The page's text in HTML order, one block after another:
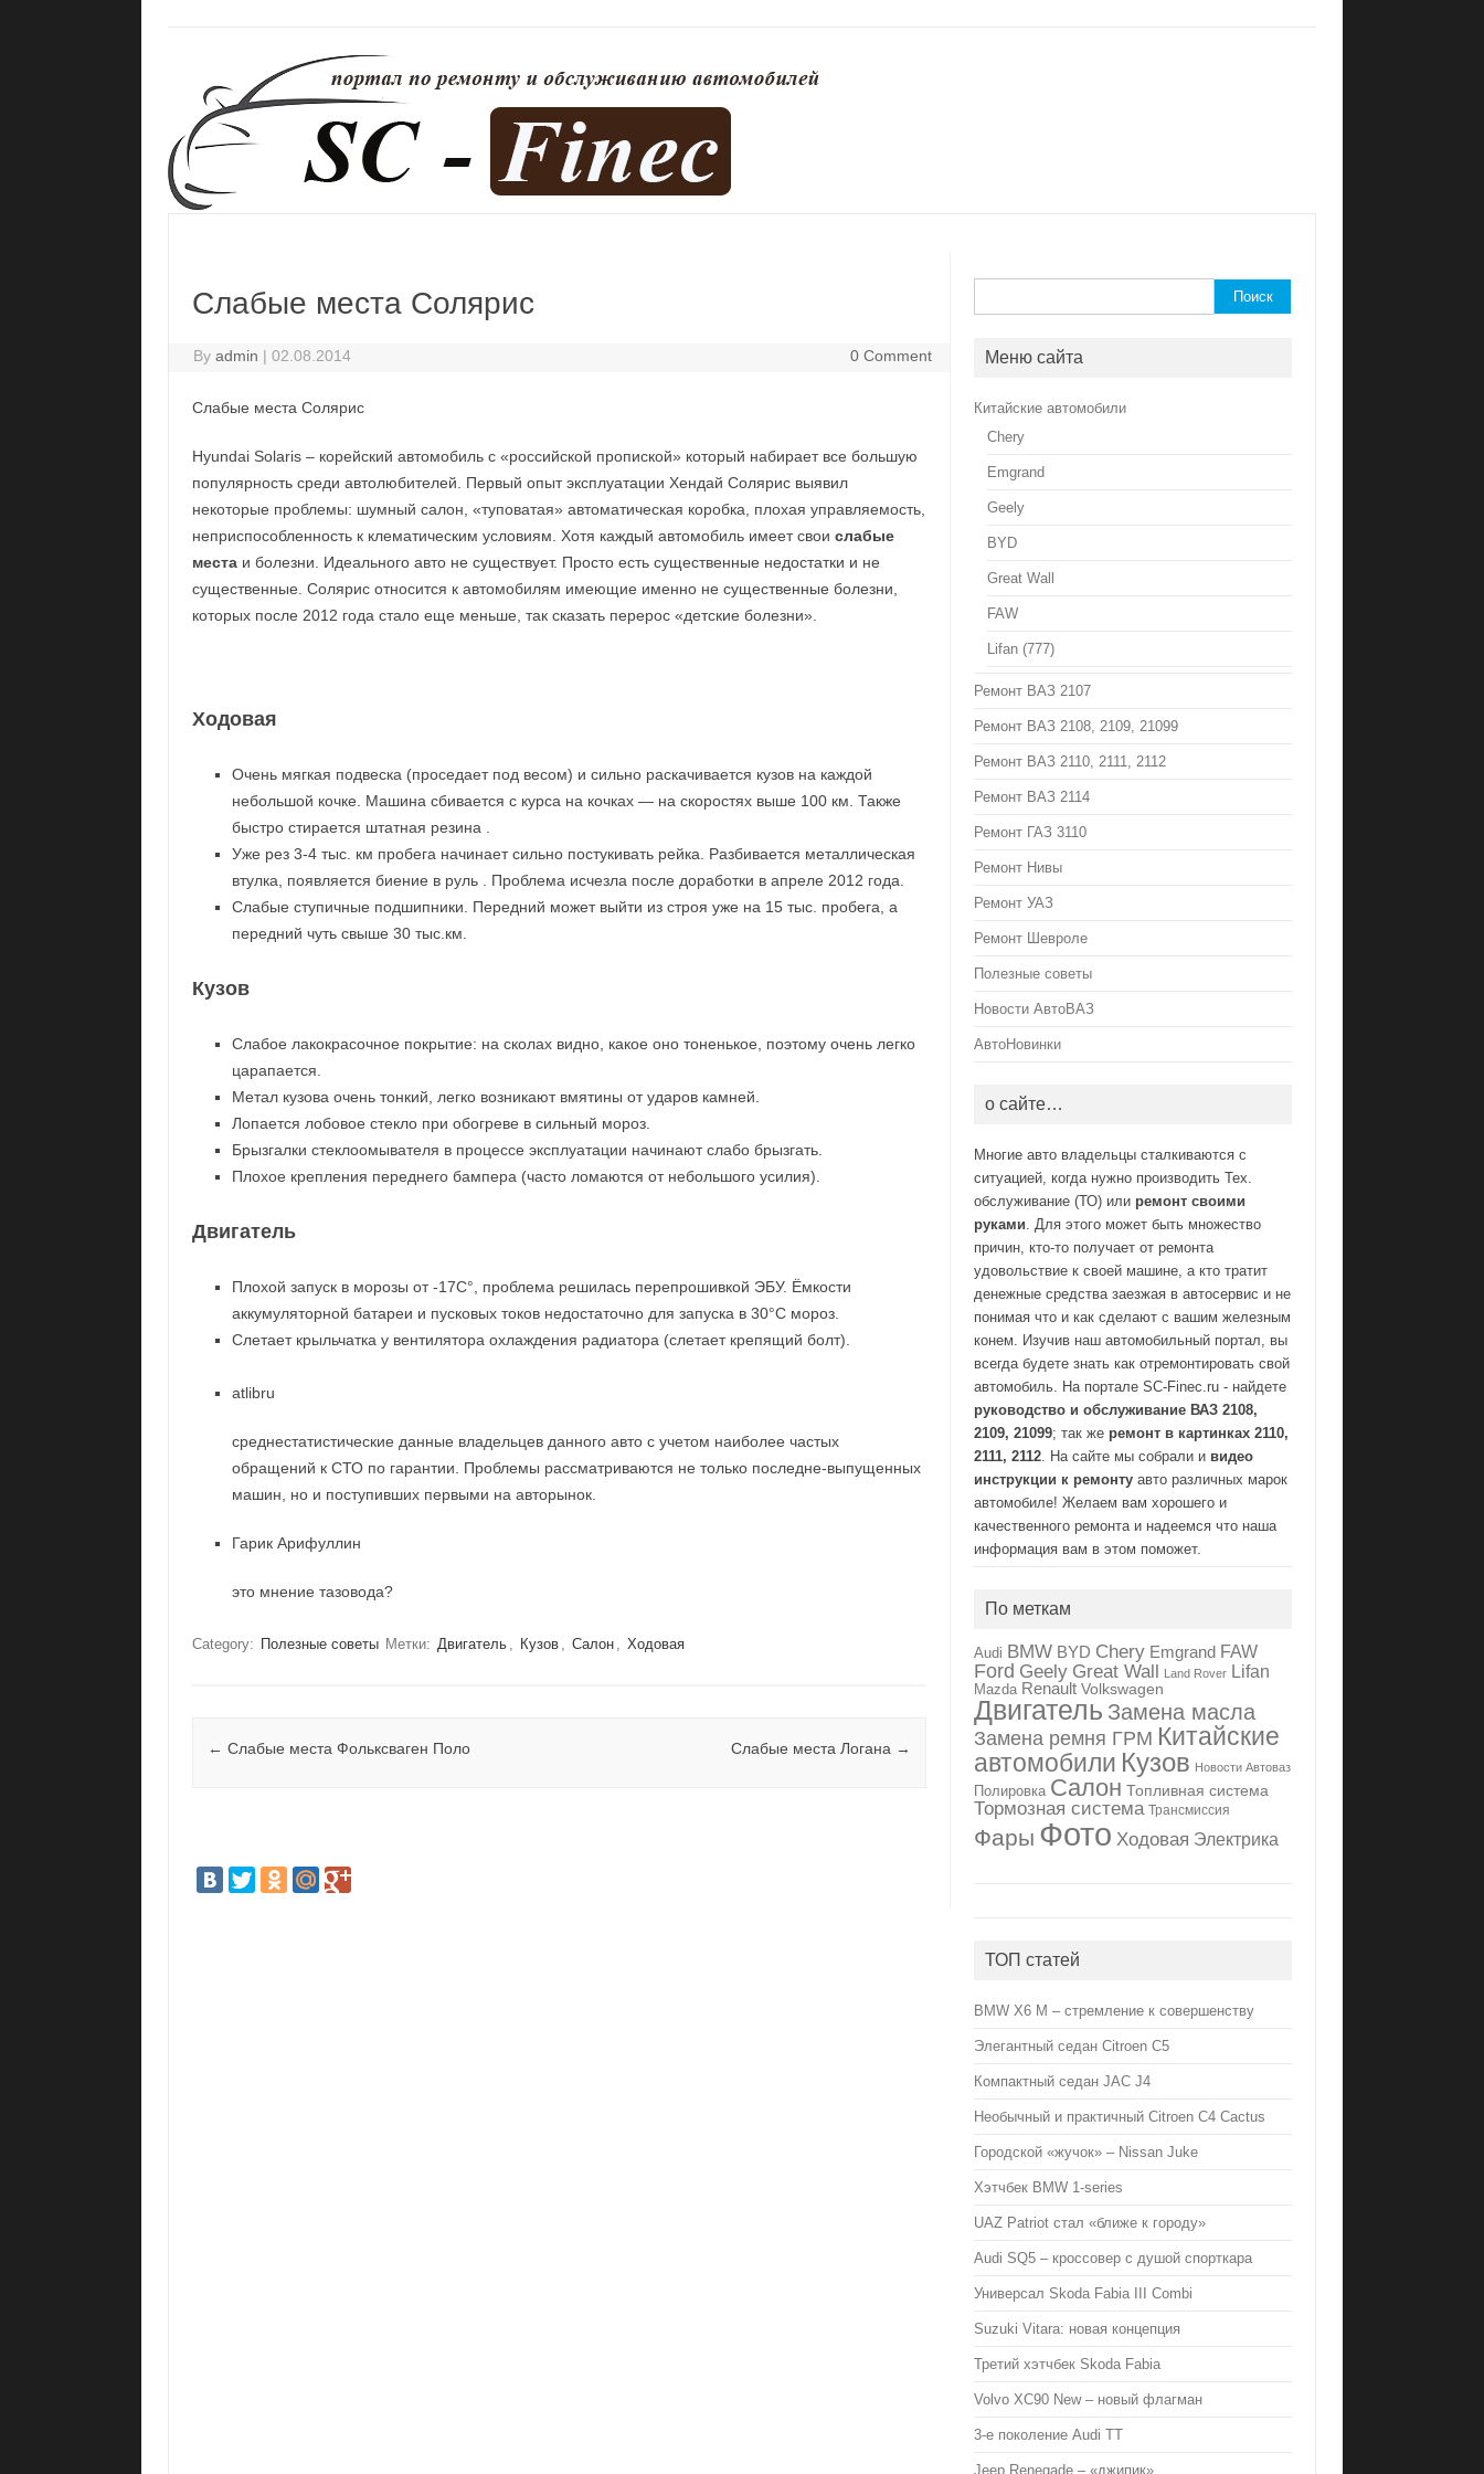
Слабые места Солярис
Byadmin | 02.08.2014 0 Comment
Слабые места Солярис
Hyundai Solaris – корейский автомобиль с «российской пропиской» который набирает все большую
популярность среди автолюбителей. Первый опыт эксплуатации Хендай Солярис выявил
некоторые проблемы: шумный салон, «туповатая» автоматическая коробка, плохая управляемость,
неприспособленность к клематическим условиям. Хотя каждый автомобиль имеет свои слабые
местаи болезни. Идеального авто не существует. Просто есть существенные недостатки и не
существенные. Солярис относится к автомобилям имеющие именно не существенные болезни,
которых после 2012 года стало еще меньше, так сказать перерос «детские болезни».
Ходовая
Очень мягкая подвеска (проседает под весом) и сильно раскачивается кузов на каждой
небольшой кочке. Машина сбивается с курса на кочках — на скоростях выше 100 км. Также
быстро стирается штатная резина .
Уже рез 3-4 тыс. км пробега начинает сильно постукивать рейка. Разбивается металлическая
втулка, появляется биение в руль . Проблема исчезла после доработки в апреле 2012 года.
Слабые ступичные подшипники. Передний может выйти из строя уже на 15 тыс. пробега, а
передний чуть свыше 30 тыс.км.
Кузов
Слабое лакокрасочное покрытие: на сколах видно, какое оно тоненькое, поэтому очень легко
царапается.
Метал кузова очень тонкий, легко возникают вмятины от ударов камней.
Лопается лобовое стекло при обогреве в сильный мороз.
Брызгалки стеклоомывателя в процессе эксплуатации начинают слабо брызгать.
Плохое крепления переднего бампера (часто ломаются от небольшого усилия).
Двигатель
Плохой запуск в морозы от -17С°, проблема решилась перепрошивкой ЭБУ. Ёмкости
аккумуляторной батареи и пусковых токов недостаточно для запуска в 30°С мороз.
Слетает крыльчатка у вентилятора охлаждения радиатора (слетает крепящий болт).
atlibru
среднестатистические данные владельцев данного авто с учетом наиболее частых
обращений к СТО по гарантии. Проблемы рассматриваются не только последне-выпущенных
машин, но и поступивших первыми на авторынок.
Гарик Арифуллин
это мнение тазовода?
Category: Полезные советы Метки: Двигатель , Кузов , Салон , Ходовая
Post navigation
← Слабые места Фольксваген Поло Слабые места Логана →
Меню сайта
Китайские автомобили
Chery
Emgrand
Geely
BYD
Great Wall
FAW
Lifan (777)
Ремонт ВАЗ 2107
Ремонт ВАЗ 2108, 2109, 21099
Ремонт ВАЗ 2110, 2111, 2112
Ремонт ВАЗ 2114
Ремонт ГАЗ 3110
Ремонт Нивы
Ремонт УАЗ
Ремонт Шевроле
Полезные советы
Новости АвтоВАЗ
АвтоНовинки
о сайте…
Многие авто владельцы сталкиваются с
ситуацией, когда нужно производить Тех.
обслуживание (ТО) или ремонт своими
руками. Для этого может быть множество
причин, кто-то получает от ремонта
удовольствие к своей машине, а кто тратит
денежные средства заезжая в автосервис и не
понимая что и как сделают с вашим железным
конем. Изучив наш автомобильный портал, вы
всегда будете знать как отремонтировать свой
автомобиль. На портале SC-Finec.ru - найдете
руководство и обслуживание ВАЗ 2108,
2109, 21099; так же ремонт в картинках 2110,
2111, 2112. На сайте мы собрали и видео
инструкции к ремонту авто различных марок
автомобиле! Желаем вам хорошего и
качественного ремонта и надеемся что наша
информация вам в этом поможет.
По меткам
Audi BMW BYD Chery Emgrand FAW
Ford Geely Great Wall Land Rover Lifan
Mazda Renault Volkswagen
Двигатель Замена масла
Замена ремня ГРМ Китайские
автомобили Кузов Новости Автоваз
Полировка Салон Топливная система
Тормозная система Трансмиссия
Фары Фото Ходовая Электрика
ТОП статей
BMW X6 M – стремление к совершенству
Элегантный седан Citroen C5
Компактный седан JAC J4
Необычный и практичный Citroen C4 Cactus
Городской «жучок» – Nissan Juke
Хэтчбек BMW 1-series
UAZ Patriot стал «ближе к городу»
Audi SQ5 – кроссовер с душой спорткара
Универсал Skoda Fabia III Combi
Suzuki Vitara: новая концепция
Третий хэтчбек Skoda Fabia
Volvo XC90 New – новый флагман
3-е поколение Audi TT
Jeep Renegade – «джипик»